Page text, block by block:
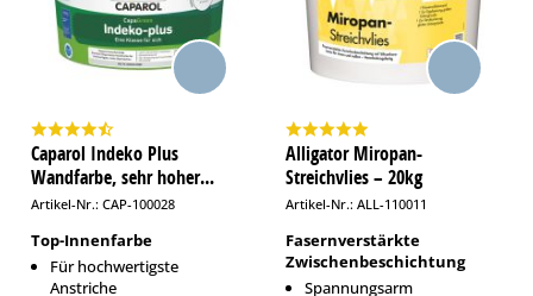
Caparol Indeko Plus
Wandfarbe, sehr hoher...
Artikel-Nr.: CAP-100028
Top-Innenfarbe
Für hochwertigste
Anstriche
Alligator Miropan-
Streichvlies – 20kg
Artikel-Nr.: ALL-110011
Fasernverstärkte
Zwischenbeschichtung
Spannungsarm